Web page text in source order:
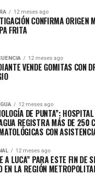
12 meses ago
CONFIRMA ORIGEN
FRITA
12 meses ago
VENDE GOMITAS CON
12 meses ago
DE PUNTA”:
REGISTRA MÁS DE 250
CON
12 meses ago
A LUCA” PARA ESTE FIN DE
EN LA REGIÓN